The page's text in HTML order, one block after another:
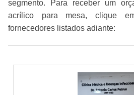
segmento. Para receber um
acrílico para mesa, clique
fornecedores listados adiante: